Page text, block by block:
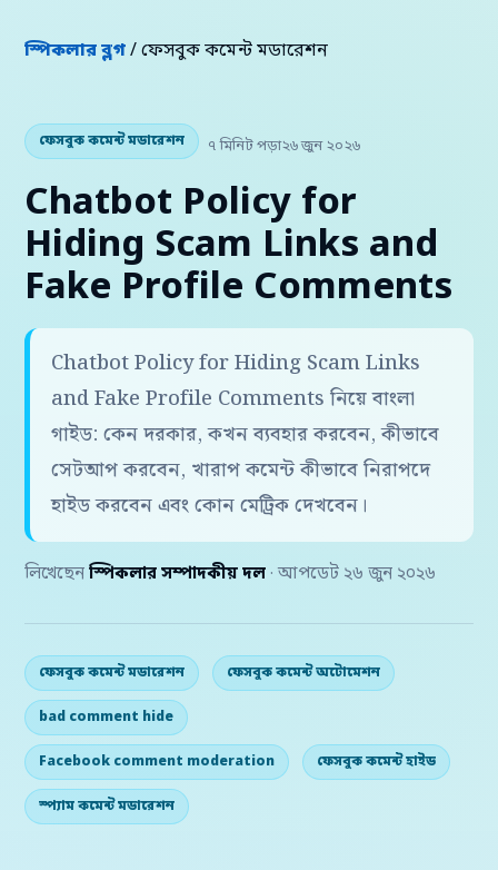
স্পিকলার ব্লগ/ ফেসবুক কমেন্ট মডারেশন
ফেসবুক কমেন্ট মডারেশন ৭ মিনিট পড়া২৬ জুন ২০২৬
Chatbot Policy for
Hiding Scam Links and
Fake Profile Comments
Chatbot Policy for Hiding Scam Links
and Fake Profile Comments নিয়ে বাংলা
গাইড: কেন দরকার, কখন ব্যবহার করবেন, কীভাবে
সেটআপ করবেন, খারাপ কমেন্ট কীভাবে নিরাপদে
হাইড করবেন এবং কোন মেট্রিক দেখবেন।
লিখেছেন স্পিকলার সম্পাদকীয় দল · আপডেট ২৬ জুন ২০২৬
ফেসবুক কমেন্ট মডারেশন ফেসবুক কমেন্ট অটোমেশন
bad comment hide
Facebook comment moderation ফেসবুক কমেন্ট হাইড
স্প্যাম কমেন্ট মডারেশন